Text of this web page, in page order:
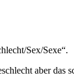
Sex/Sexe“.
aber das